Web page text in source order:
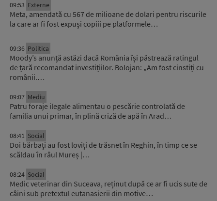
09:53 Externe
Meta, amendată cu 567 de milioane de dolari pentru riscurile
la care ar fi fost expuși copiii pe platformele…
09:36 Politica
Moody’s anunță astăzi dacă România își păstrează ratingul
de țară recomandat investițiilor. Bolojan: „Am fost cinstiți cu
românii.…
09:07 Mediu
Patru foraje ilegale alimentau o pescărie controlată de
familia unui primar, în plină criză de apă în Arad…
08:41 Social
Doi bărbați au fost loviți de trăsnet în Reghin, în timp ce se
scăldau în râul Mureș |…
08:24 Social
Medic veterinar din Suceava, reținut după ce ar fi ucis sute de
câini sub pretextul eutanasierii din motive…